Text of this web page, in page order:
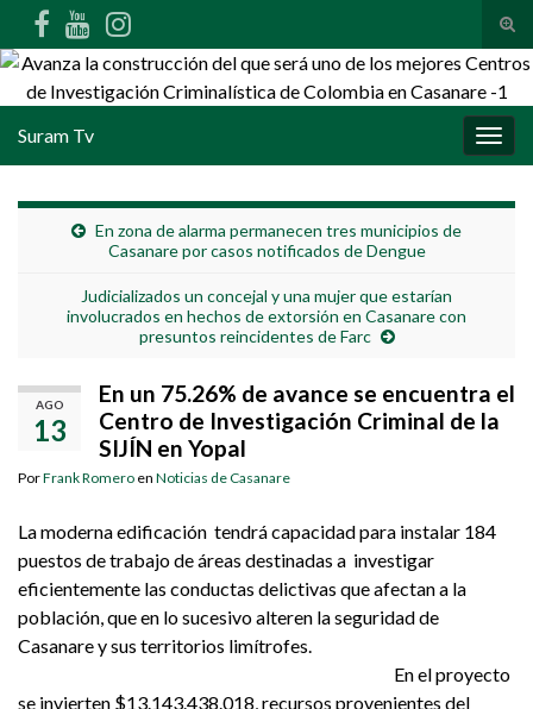
Search for:
Suram Tv
En zona de alarma permanecen tres municipios de
Casanare por casos notificados de Dengue
Judicializados un concejal y una mujer que estarían
involucrados en hechos de extorsión en Casanare con
presuntos reincidentes de Farc
AGO
13
En un 75.26% de avance se encuentra el
Centro de Investigación Criminal de la
SIJÍN en Yopal
PorFrank Romero en Noticias de Casanare
La moderna edificación tendrá capacidad para instalar 184
puestos de trabajo de áreas destinadas a investigar
eficientemente las conductas delictivas que afectan a la
población, que en lo sucesivo alteren la seguridad de
Casanare y sus territorios limítrofes.
En el proyecto
se invierten $13.143.438.018, recursos provenientes del